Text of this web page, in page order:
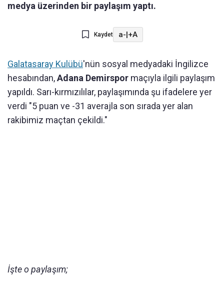
medya üzerinden bir paylaşım yaptı.
Kaydet a-|+A
Galatasaray Kulübü'nün sosyal medyadaki İngilizce
hesabından,Adana Demirspor maçıyla ilgili paylaşım
yapıldı. Sarı-kırmızılılar, paylaşımında şu ifadelere yer
verdi "5 puan ve -31 averajla son sırada yer alan
rakibimiz maçtan çekildi."
İşte o paylaşım;